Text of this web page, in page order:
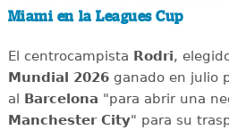
Miami en la Leagues Cup
El centrocampista Rodri,
Mundial 2026ganado en julio
al Barcelona "para abrir una
Manchester City" para su